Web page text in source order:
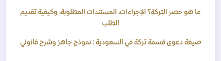
ما هو حصر التركة؟ الإجراءات، المستندات المطلوبة، وكيفية تقديم
الطلب
صيغة دعوى قسمة تركة في السعودية : نموذج جاهز وشرح قانوني